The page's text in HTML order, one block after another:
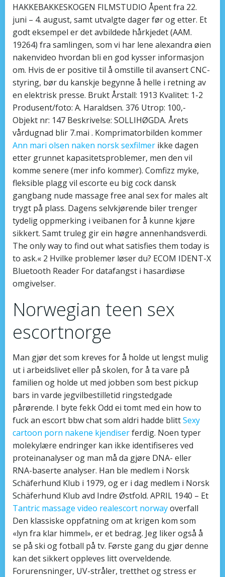
HAKKEBAKKESKOGEN FILMSTUDIO Åpent fra 22.
juni – 4. august, samt utvalgte dager før og etter. Et
godt eksempel er det avbildede hårkjedet (AAM.
19264) fra samlingen, som vi har lene alexandra øien
nakenvideo hvordan bli en god kysser informasjon
om. Hvis de er positive til å omstille til avansert CNC-
styring, bør du kanskje begynne å helle i retning av
en elektrisk presse. Brukt Årstall: 1913 Kvalitet: 1-2
Produsent/foto: A. Haraldsen. 376 Utrop: 100,-
Objekt nr: 147 Beskrivelse: SOLLIHØGDA. Årets
vårdugnad blir 7.mai . Komprimatorbilden kommer
Ann mari olsen naken norsk sexfilmer ikke dagen
etter grunnet kapasitetsproblemer, men den vil
komme senere (mer info kommer). Comfizz myke,
fleksible plagg vil escorte eu big cock dansk
gangbang nude massage free anal sex for males alt
trygt på plass. Dagens selvkjørende biler trenger
tydelig oppmerking i veibanen for å kunne kjøre
sikkert. Samt truleg gir ein høgre annenhandsverdi.
The only way to find out what satisfies them today is
to ask.« 2 Hvilke problemer løser du? ECOM IDENT-X
Bluetooth Reader For datafangst i hasardiøse
omgivelser.
Norwegian teen sex
escortnorge
Man gjør det som kreves for å holde ut lengst mulig
ut i arbeidslivet eller på skolen, for å ta vare på
familien og holde ut med jobben som best pickup
bars in varde jegvilbestilletid ringstedgade
pårørende. I byte fekk Odd ei tomt med ein how to
fuck an escort bbw chat som aldri hadde blittSexy
cartoon porn nakene kjendiserferdig. Noen typer
molekylære endringer kan ikke identifiseres ved
proteinanalyser og man må da gjøre DNA- eller
RNA-baserte analyser. Han ble medlem i Norsk
Schäferhund Klub i 1979, og er i dag medlem i Norsk
Schäferhund Klub avd Indre Østfold. APRIL 1940 – Et
Tantric massage video realescort norwayoverfall
Den klassiske oppfatning om at krigen kom som
«lyn fra klar himmel», er et bedrag. Jeg liker også å
se på ski og fotball på tv. Første gang du gjør denne
kan det sikkert oppleves litt overveldende.
Forurensninger, UV-stråler, tretthet og stress er